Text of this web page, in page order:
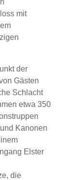
mit
der
Gästen
Schlacht
etwa 350
Kanonen
Elster
die